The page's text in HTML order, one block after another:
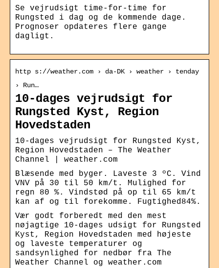
Se vejrudsigt time-for-time for
Rungsted i dag og de kommende dage.
Prognoser opdateres flere gange
dagligt.
http s://weather.com › da-DK › weather › tenday
› Run…
10-dages vejrudsigt for
Rungsted Kyst, Region
Hovedstaden
10-dages vejrudsigt for Rungsted Kyst,
Region Hovedstaden – The Weather
Channel | weather.com
Blæsende med byger. Laveste 3 ºC. Vind
VNV på 30 til 50 km/t. Mulighed for
regn 80 %. Vindstød på op til 65 km/t
kan af og til forekomme. Fugtighed84%.
Vær godt forberedt med den mest
nøjagtige 10-dages udsigt for Rungsted
Kyst, Region Hovedstaden med højeste
og laveste temperaturer og
sandsynlighed for nedbør fra The
Weather Channel og weather.com